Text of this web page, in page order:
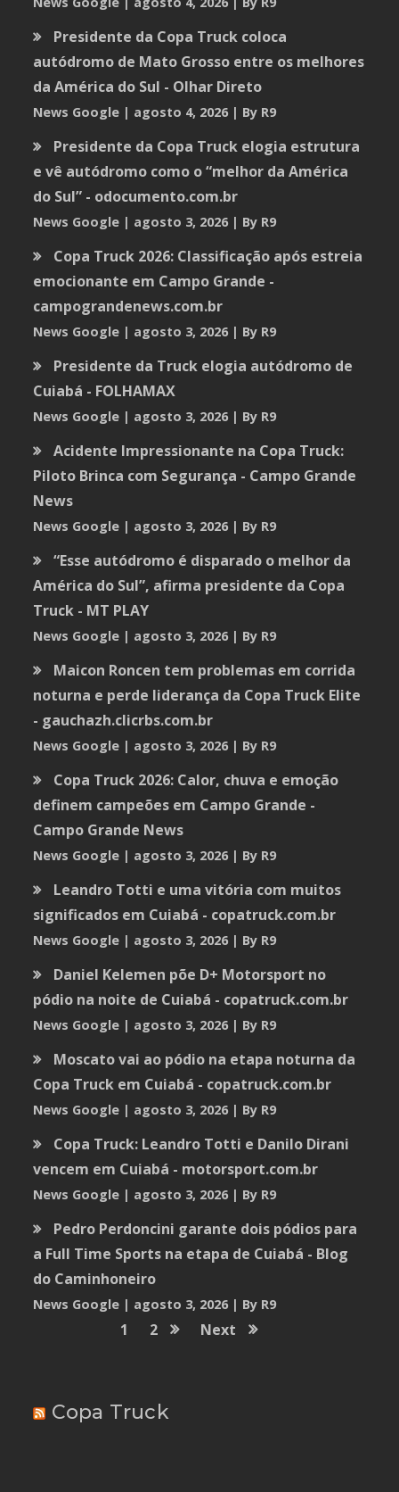
Presidente da Copa Truck coloca
autódromo de Mato Grosso entre os melhores
da América do Sul - Olhar Direto
News Google agosto 4, 2026 By R9
Presidente da Copa Truck elogia estrutura
e vê autódromo como o “melhor da América
do Sul” - odocumento.com.br
News Google agosto 3, 2026 By R9
Copa Truck 2026: Classificação após estreia
emocionante em Campo Grande -
campograndenews.com.br
News Google agosto 3, 2026 By R9
Presidente da Truck elogia autódromo de
Cuiabá - FOLHAMAX
News Google agosto 3, 2026 By R9
Acidente Impressionante na Copa Truck:
Piloto Brinca com Segurança - Campo Grande
News
News Google agosto 3, 2026 By R9
“Esse autódromo é disparado o melhor da
América do Sul”, afirma presidente da Copa
Truck - MT PLAY
News Google agosto 3, 2026 By R9
Maicon Roncen tem problemas em corrida
noturna e perde liderança da Copa Truck Elite
- gauchazh.clicrbs.com.br
News Google agosto 3, 2026 By R9
Copa Truck 2026: Calor, chuva e emoção
definem campeões em Campo Grande -
Campo Grande News
News Google agosto 3, 2026 By R9
Leandro Totti e uma vitória com muitos
significados em Cuiabá - copatruck.com.br
News Google agosto 3, 2026 By R9
Daniel Kelemen põe D+ Motorsport no
pódio na noite de Cuiabá - copatruck.com.br
News Google agosto 3, 2026 By R9
Moscato vai ao pódio na etapa noturna da
Copa Truck em Cuiabá - copatruck.com.br
News Google agosto 3, 2026 By R9
Copa Truck: Leandro Totti e Danilo Dirani
vencem em Cuiabá - motorsport.com.br
News Google agosto 3, 2026 By R9
Pedro Perdoncini garante dois pódios para
a Full Time Sports na etapa de Cuiabá - Blog
do Caminhoneiro
News Google agosto 3, 2026 By R9
1 2 Next
Copa Truck